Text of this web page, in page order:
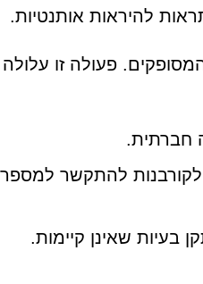
להיראות אותנטיות.
פעולה זו עלולה
חברתית.
לקורבנות להתקשר
בעיות שאינן קיימות.